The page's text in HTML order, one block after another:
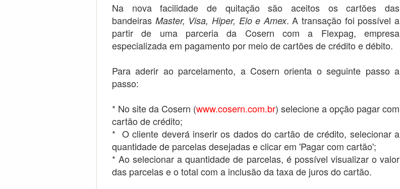
Na nova facilidade de quitação são aceitos os cartões das
bandeiras Master, Visa, Hiper, Elo e Amex. A transação foi possível a
partir de uma parceria da Cosern com a Flexpag, empresa
especializada em pagamento por meio de cartões de crédito e débito.
Para aderir ao parcelamento, a Cosern orienta o seguinte passo a
passo:
* No site da Cosern (www.cosern.com.br) selecione a opção pagar com
cartão de crédito;
* O cliente deverá inserir os dados do cartão de crédito, selecionar a
quantidade de parcelas desejadas e clicar em 'Pagar com cartão';
* Ao selecionar a quantidade de parcelas, é possível visualizar o valor
das parcelas e o total com a inclusão da taxa de juros do cartão.